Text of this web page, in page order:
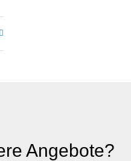
Angebote?